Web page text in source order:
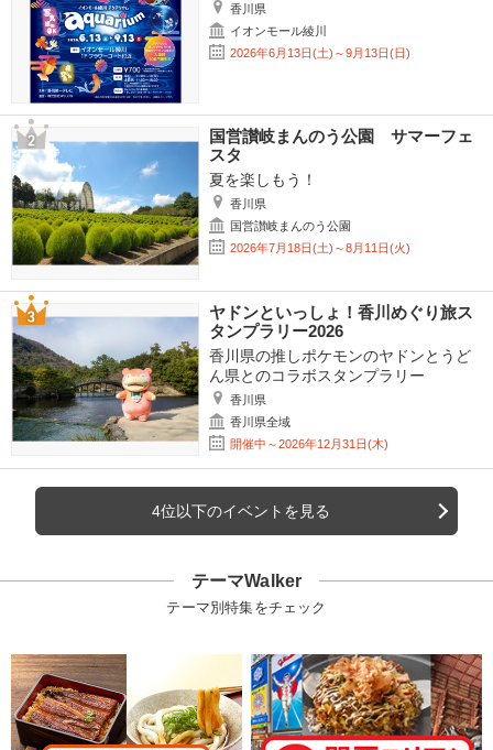
香川県
イオンモール綾川
2026年6月13日(土)～9月13日(日)
国営讃岐まんのう公園 サマーフェ
スタ
夏を楽しもう！
香川県
国営讃岐まんのう公園
2026年7月18日(土)～8月11日(火)
ヤドンといっしょ！香川めぐり旅ス
タンプラリー2026
香川県の推しポケモンのヤドンとうど
ん県とのコラボスタンプラリー
香川県
香川県全域
開催中～2026年12月31日(木)
4位以下のイベントを見る
テーマWalker
テーマ別特集をチェック